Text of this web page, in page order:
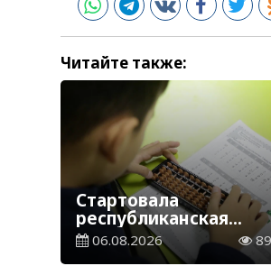
Читайте также:
Стартовала
республиканская
благотворительная
акция «Дорога в
06.08.2026 89